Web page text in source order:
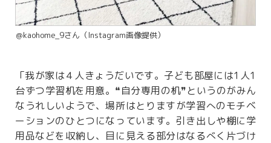
＠kaohome_9さん（Instagram画像提供）
「我が家は４人きょうだいです。子ども部屋には1人1
台ずつ学習机を用意。❝自分専用の机❞というのがみん
なうれしいようで、場所はとりますが学習へのモチベ
ーションのひとつになっています。引き出しや棚に学
用品などを収納し、目に見える部分はなるべく片づけ